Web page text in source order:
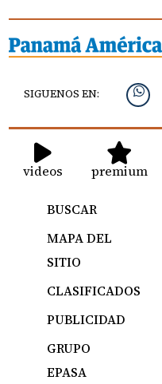
SIGUENOS EN:
videos premium
BUSCAR
MAPA DEL
SITIO
CLASIFICADOS
PUBLICIDAD
GRUPO
EPASA